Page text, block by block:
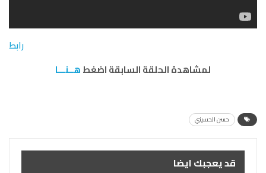
رابط
لمشاهدة الحلقة السابقة اضغطهــنـــا
حسن الحسيني
قد يعجبك ايضا